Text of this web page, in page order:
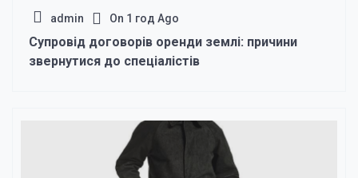
admin On 1 год Ago
Супровід договорів оренди землі: причини
звернутися до спеціалістів